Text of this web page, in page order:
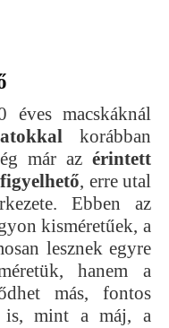
macskáknál
korábban
már az érintett
, erre utal
Ebben az
kisméretűek, a
lesznek egyre
hanem a
más, fontos
is, mint a máj, a